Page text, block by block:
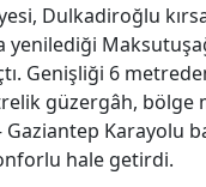
Dulkadiroğlu
yenilediği
Genişliği 6
güzergâh, bölge
Karayolu
hale getirdi.